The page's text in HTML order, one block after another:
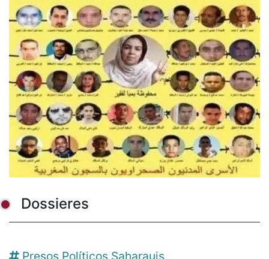
Dossieres
Presos Políticos Saharauis